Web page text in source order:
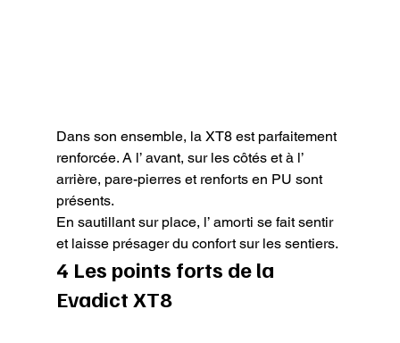
Dans son ensemble, la XT8 est parfaitement
renforcée. A l’ avant, sur les côtés et à l’
arrière, pare-pierres et renforts en PU sont
présents.
En sautillant sur place, l’ amorti se fait sentir
et laisse présager du confort sur les sentiers.
4 Les points forts de la
Evadict XT8